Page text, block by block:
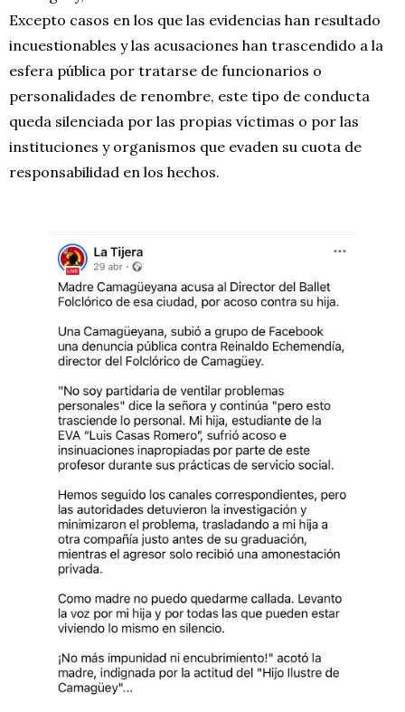
Excepto casos en los que las evidencias han resultado
incuestionables y las acusaciones han trascendido a la
esfera pública por tratarse de funcionarios o
personalidades de renombre, este tipo de conducta
queda silenciada por las propias víctimas o por las
instituciones y organismos que evaden su cuota de
responsabilidad en los hechos.